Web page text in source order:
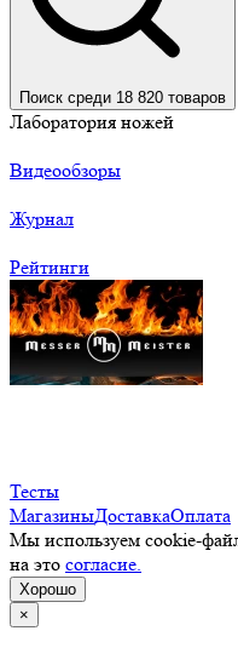
Поиск среди 18 820 товаров
Лаборатория ножей
Видеообзоры
Журнал
Рейтинги
Тесты
МагазиныДоставкаОплата
Мы используем cookie-
на это согласие.
Хорошо
×